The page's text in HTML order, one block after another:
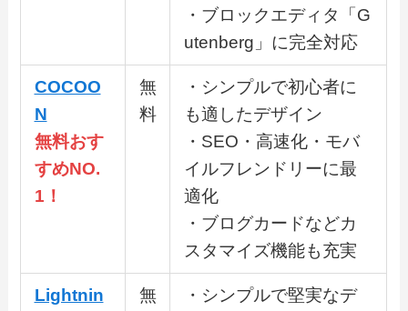
・ブロックエディタ「G
utenberg」に完全対応
COCOO
N
無料おす
すめNO.
1！
無
料
・シンプルで初心者に
も適したデザイン
・SEO・高速化・モバ
イルフレンドリーに最
適化
・ブログカードなどカ
スタマイズ機能も充実
Lightnin
無
・シンプルで堅実なデ